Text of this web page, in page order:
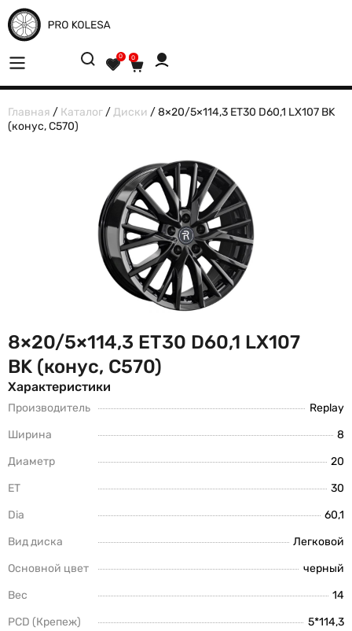
0 0
Главная / Каталог /Диски / 8×20/5×114,3 ET30 D60,1 LX107 BK
(конус, C570)
8×20/5×114,3 ET30 D60,1 LX107
BK (конус, C570)
Характеристики
Производитель
Replay
Ширина
8
Диаметр
20
ET
30
Dia
60,1
Вид диска
Легковой
Основной цвет
черный
Вес
14
PCD (Крепеж)
5*114,3